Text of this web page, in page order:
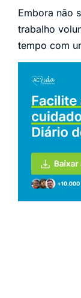
Embora não
trabalho
tempo com